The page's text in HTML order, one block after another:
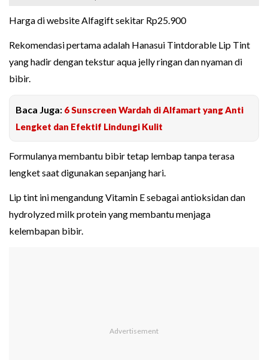
Harga di website Alfagift sekitar Rp25.900
Rekomendasi pertama adalah Hanasui Tintdorable Lip Tint
yang hadir dengan tekstur aqua jelly ringan dan nyaman di
bibir.
Baca Juga: 6 Sunscreen Wardah di Alfamart yang Anti
Lengket dan Efektif Lindungi Kulit
Formulanya membantu bibir tetap lembap tanpa terasa
lengket saat digunakan sepanjang hari.
Lip tint ini mengandung Vitamin E sebagai antioksidan dan
hydrolyzed milk protein yang membantu menjaga
kelembapan bibir.